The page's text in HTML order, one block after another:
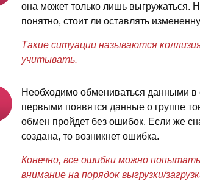
она может только лишь выгружаться.
понятно, стоит ли оставлять
Такие ситуации называются
учитывать.
Необходимо обмениваться данными в
первыми появятся данные о группе
обмен пройдет без ошибок. Если же
создана, то возникнет ошибка.
Конечно, все ошибки можно
внимание на порядок выгрузки/